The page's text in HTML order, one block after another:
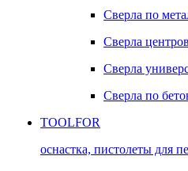
Сверла по
Сверла
Сверла
Сверла по
TOOLFOR
оснастка, пистолеты для